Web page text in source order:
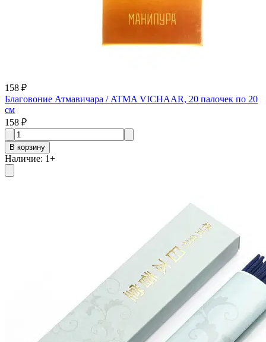
158 ₽
Благовоние Атмавичара / ATMA VICHAAR, 20 палочек по 20
см
158 ₽
В корзину
Наличие: 1+